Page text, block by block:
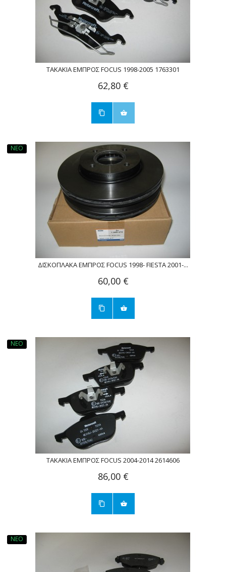
ΤΑΚΑΚΙΑ ΕΜΠΡΟΣ FOCUS 1998-2005 1763301
62,80 €
ΝΈΟ
ΔΙΣΚΟΠΛΑΚA ΕΜΠΡΟΣ FOCUS 1998- FIESTA 2001-...
60,00 €
ΝΈΟ
ΤΑΚΑΚΙΑ ΕΜΠΡΟΣ FOCUS 2004-2014 2614606
86,00 €
ΝΈΟ